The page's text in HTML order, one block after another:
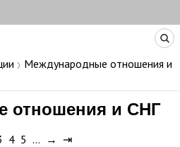
Международные отношения и
отношения и СНГ
4 5 … → ⇥